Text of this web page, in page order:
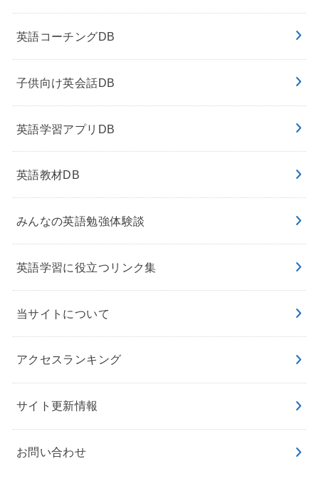
英語コーチングDB
子供向け英会話DB
英語学習アプリDB
英語教材DB
みんなの英語勉強体験談
英語学習に役立つリンク集
当サイトについて
アクセスランキング
サイト更新情報
お問い合わせ